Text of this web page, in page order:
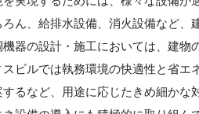
ん、給排水設備、消火設備など
器の設計・施工においては、建
ビルでは執務環境の快適性と省
るなど、用途に応じたきめ細か